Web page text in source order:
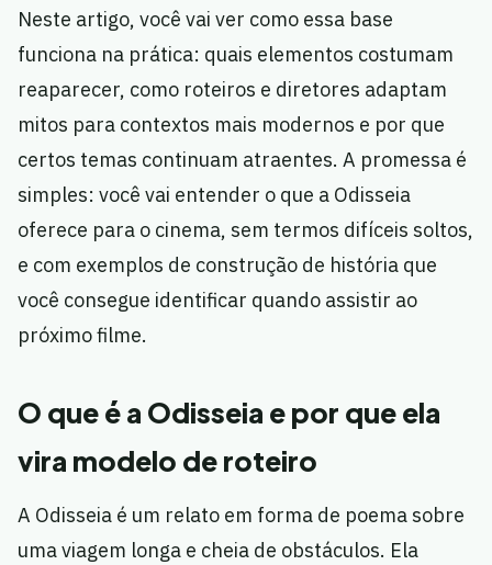
Neste artigo, você vai ver como essa base
funciona na prática: quais elementos costumam
reaparecer, como roteiros e diretores adaptam
mitos para contextos mais modernos e por que
certos temas continuam atraentes. A promessa é
simples: você vai entender o que a Odisseia
oferece para o cinema, sem termos difíceis soltos,
e com exemplos de construção de história que
você consegue identificar quando assistir ao
próximo filme.
O que é a Odisseia e por que ela
vira modelo de roteiro
A Odisseia é um relato em forma de poema sobre
uma viagem longa e cheia de obstáculos. Ela